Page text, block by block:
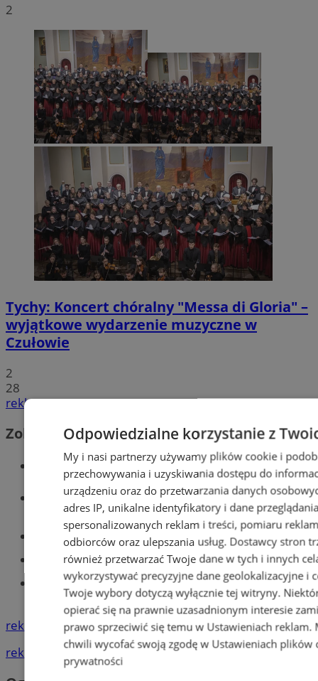
2
Tychy: Koncert chóralny "Messa di Gloria" –
wyjątkowe wydarzenie muzyczne w
Czułowie
2
28
reklama
Zobacz również
Wiadomości kryminalne w Tychach
Wiadomości lokalne
Części samochodowe do -70%!
Tworzenie stron www - Tychy
Znajdź pracę - codziennie nowe
ogłoszenia
reklama
reklama
Odpowiedzialne korzystanie z
My i nasi partnerzy używamy plików cookie i
przechowywania i uzyskiwania dostępu do
urządzeniu oraz do przetwarzania danych
adres IP, unikalne identyfikatory i dane
spersonalizowanych reklam i treści, pomiaru
odbiorców oraz ulepszania usług. Dostawcy stron
również przetwarzać Twoje dane w tych i innych
wykorzystywać precyzyjne dane geolokalizacyjne i
Twoje wybory dotyczą wyłącznie tej witryny.
opierać się na prawnie uzasadnionym interesie
prawo sprzeciwić się temu w Ustawieniach reklam.
chwili wycofać swoją zgodę w Ustawieniach plików
prywatności